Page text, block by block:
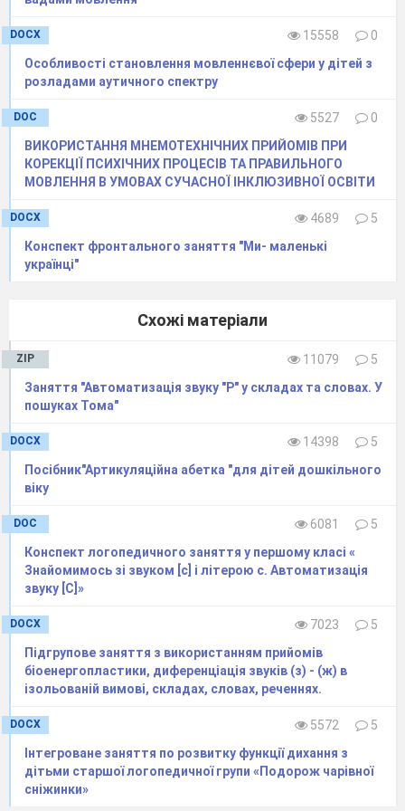
пальчиками), як розкладають (зліва - направо).
Використовуємо
матеріал для вправ із
пензликів від фруктів по тарілочках),
спускання сірників, намистин в пляшечку,
нанизування великих намистин на мотузочку,
квітів на віночок (при цьому працюємо трьома
пальчиками).
Багато користі та насолоди дітям дають
приготування печива, фруктового салату. Під
час цієї діяльності у дітей розвивається
самостійність, вміння планувати свою
діяльність, розвивається дієслівний словник
(«що я робив, зробив, буду робити).
Матеріал, виготовлений за методом Марії
Монтессорі,
так і під час спеціально організованої
діяльності
з математичного, мовного
розвитку, на
корекційних годинах, в
художньо-продуктивній діяльності. Крім цього
DOCX 15558
0
Особливості становлення мовленнєвої сфери у дітей з
розладами аутичного спектру
DOC 5527
0
ВИКОРИСТАННЯ МНЕМОТЕХНІЧНИХ ПРИЙОМІВ ПРИ
КОРЕКЦІЇ ПСИХІЧНИХ ПРОЦЕСІВ ТА ПРАВИЛЬНОГО
МОВЛЕННЯ В УМОВАХ СУЧАСНОЇ ІНКЛЮЗИВНОЇ ОСВІТИ
DOCX 4689
5
Конспект фронтального заняття "Ми- маленькі
українці"
Схожі матеріали
ZIP 11079
5
Заняття "Автоматизація звуку "Р" у складах та словах. У
пошуках Тома"
DOCX 14398
5
Посібник"Артикуляційна абетка "для дітей дошкільного
віку
DOC 6081
5
Конспект логопедичного заняття у першому класі «
Знайомимось зі звуком [c] і літерою с. Автоматизація
звуку [C]»
DOCX 7023
5
Підгрупове заняття з використанням прийомів
біоенергопластики, диференціація звуків (з) - (ж) в
ізольованій вимові, складах, словах, реченнях.
DOCX 5572
5
Інтегроване заняття по розвитку функції дихання з
дітьми старшої логопедичної групи «Подорож чарівної
сніжинки»